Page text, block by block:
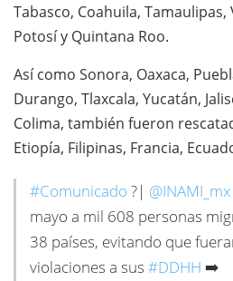
Tabasco, Coahuila, Tamaulipas,
Potosí y Quintana Roo.
Así como Sonora, Oaxaca,
Durango, Tlaxcala, Yucatán,
Colima, también fueron
Etiopía, Filipinas, Francia,
#Comunicado ?| @INAMI_mx
mayo a mil 608 personas
38 países, evitando que
violaciones a sus #DDHH ➡️